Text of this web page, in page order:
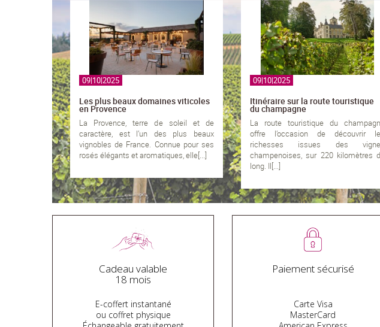
09|10|2025
Les plus beaux domaines viticoles
en Provence
La Provence, terre de soleil et de
caractère, est l’un des plus beaux
vignobles de France. Connue pour ses
rosés élégants et aromatiques, elle[...]
09|10|2025
Itinéraire sur la route touristique
du champagne
La route touristique du
offre l’occasion de découvrir
richesses issues des
champenoises, sur 220 kilomètres
long. Il[...]
Cadeau valable
18 mois
E-coffert instantané
ou coffret physique
Paiement sécurisé
Carte Visa
MasterCard